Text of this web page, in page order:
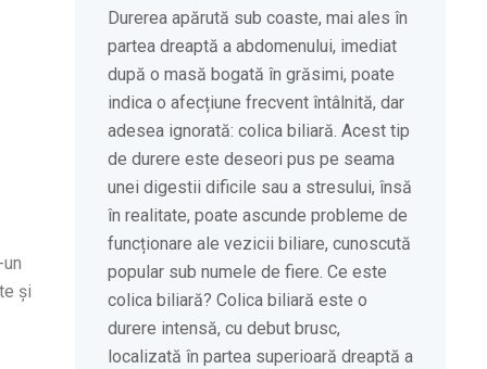
și
Durerea apărută sub coaste, mai ales în
partea dreaptă a abdomenului, imediat
după o masă bogată în grăsimi, poate
indica o afecțiune frecvent întâlnită, dar
adesea ignorată: colica biliară. Acest tip
de durere este deseori pus pe seama
unei digestii dificile sau a stresului, însă
în realitate, poate ascunde probleme de
funcționare ale vezicii biliare, cunoscută
popular sub numele de fiere. Ce este
colica biliară? Colica biliară este o
durere intensă, cu debut brusc,
localizată în partea superioară dreaptă a